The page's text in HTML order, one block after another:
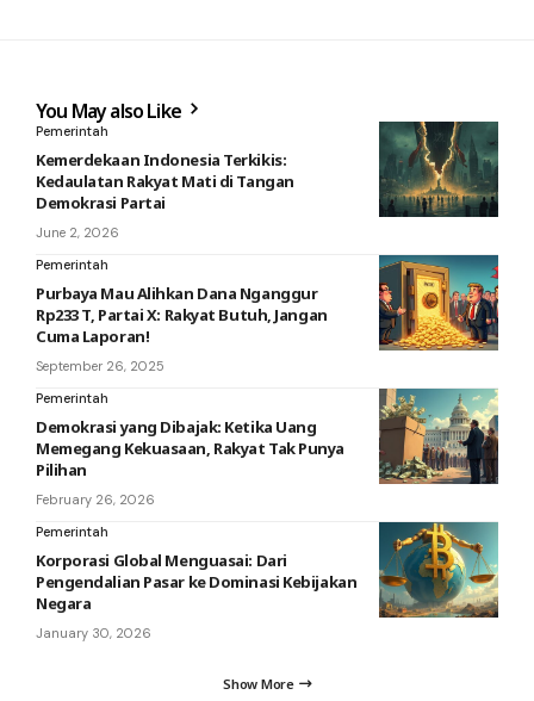
You May also Like
Pemerintah
Kemerdekaan Indonesia Terkikis:
Kedaulatan Rakyat Mati di Tangan
Demokrasi Partai
June 2, 2026
Pemerintah
Purbaya Mau Alihkan Dana Nganggur
Rp233 T, Partai X: Rakyat Butuh, Jangan
Cuma Laporan!
September 26, 2025
Pemerintah
Demokrasi yang Dibajak: Ketika Uang
Memegang Kekuasaan, Rakyat Tak Punya
Pilihan
February 26, 2026
Pemerintah
Korporasi Global Menguasai: Dari
Pengendalian Pasar ke Dominasi Kebijakan
Negara
January 30, 2026
Show More